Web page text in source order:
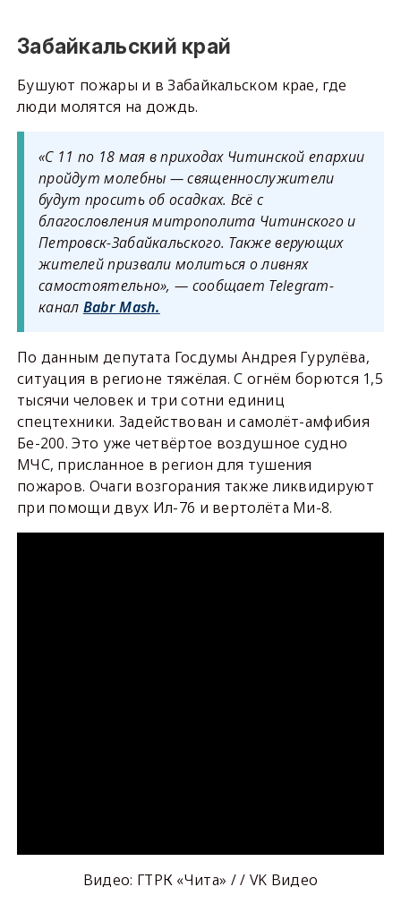
Забайкальский край
Бушуют пожары и в Забайкальском крае, где
люди молятся на дождь.
«С 11 по 18 мая в приходах Читинской епархии
пройдут молебны — священнослужители
будут просить об осадках. Всё с
благословления митрополита Читинского и
Петровск-Забайкальского. Также верующих
жителей призвали молиться о ливнях
самостоятельно», — сообщает Telegram-
канал Babr Mash.
По данным депутата Госдумы Андрея Гурулёва,
ситуация в регионе тяжёлая. С огнём борются 1,5
тысячи человек и три сотни единиц
спецтехники. Задействован и самолёт-амфибия
Бе-200. Это уже четвёртое воздушное судно
МЧС, присланное в регион для тушения
пожаров. Очаги возгорания также ликвидируют
при помощи двух Ил-76 и вертолёта Ми-8.
Видео: ГТРК «Чита» / / VK Видео